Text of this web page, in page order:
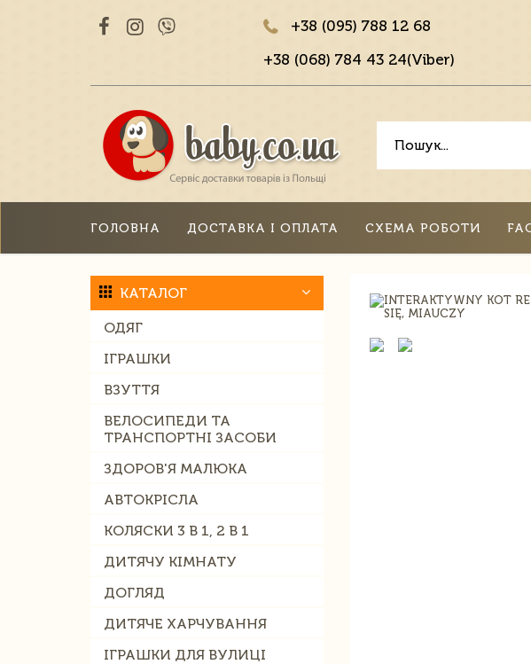
+38 (095) 788 12 68
+38 (068) 784 43 24(Viber)
ГОЛОВНА ДОСТАВКА І ОПЛАТА СХЕМА РОБОТИ
КАТАЛОГ
ОДЯГ
ІГРАШКИ
ВЗУТТЯ
ВЕЛОСИПЕДИ ТА
ТРАНСПОРТНІ ЗАСОБИ
ЗДОРОВ'Я МАЛЮКА
АВТОКРІСЛА
КОЛЯСКИ 3 В 1, 2 В 1
ДИТЯЧУ КІМНАТУ
ДОГЛЯД
ДИТЯЧЕ ХАРЧУВАННЯ
ІГРАШКИ ДЛЯ ВУЛИЦІ